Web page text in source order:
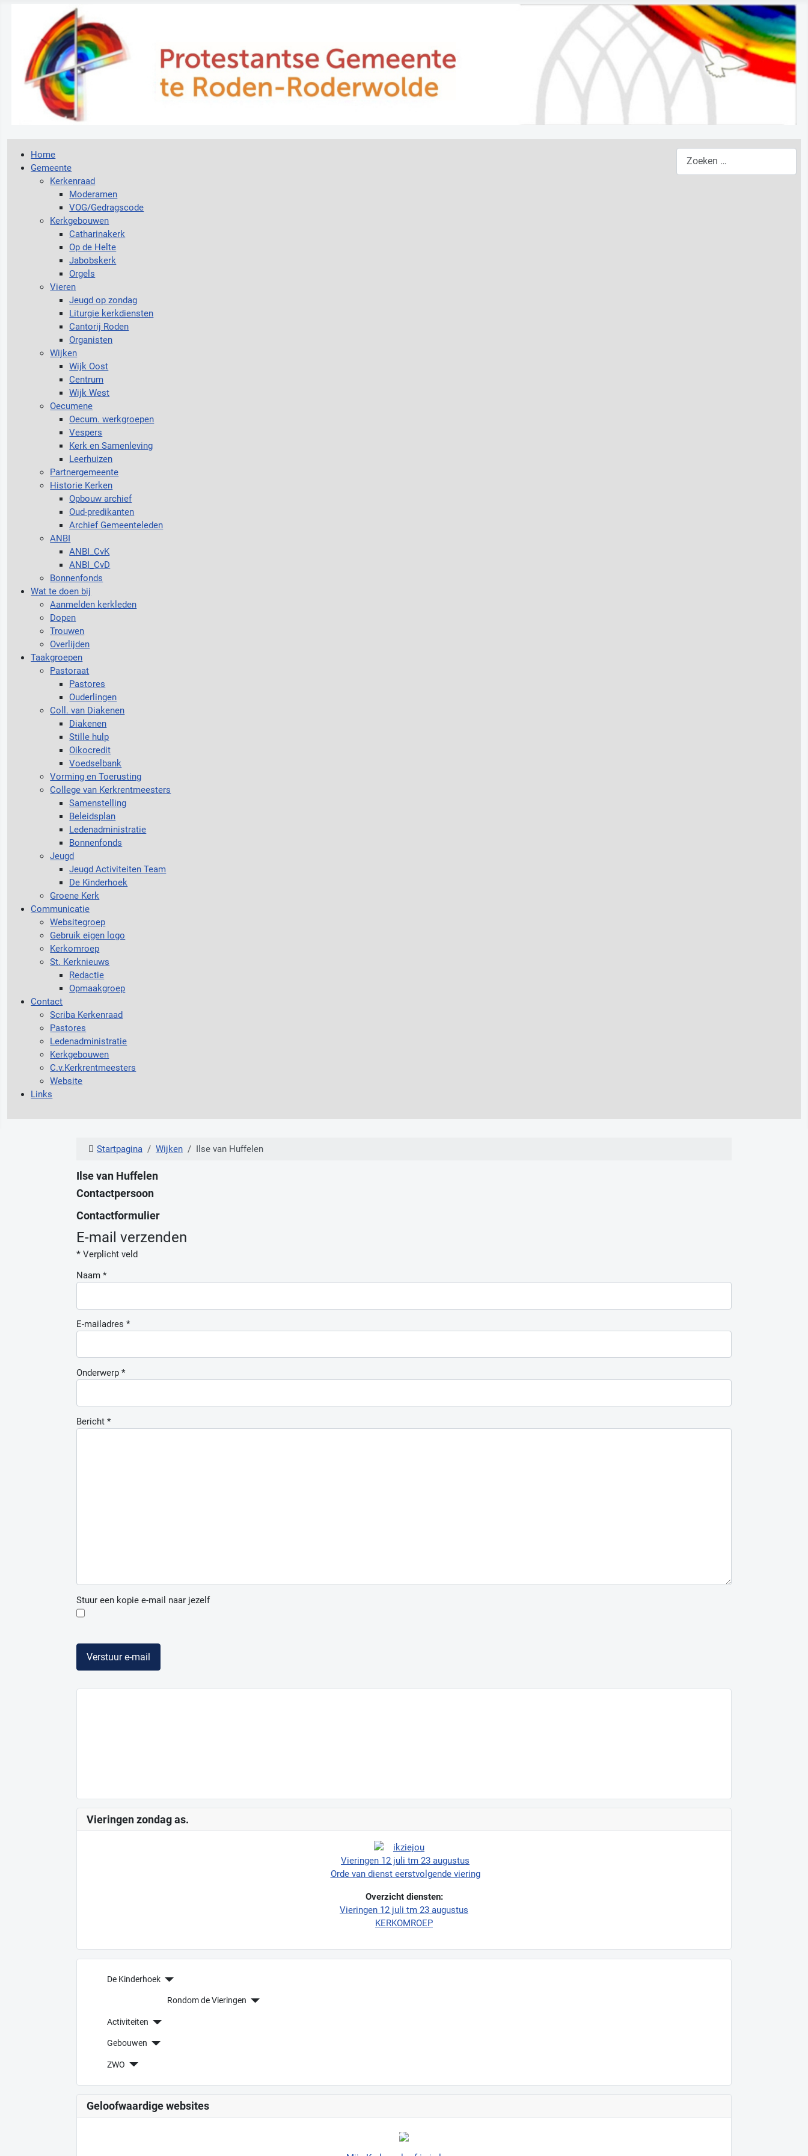
Home
Gemeente
Kerkenraad
Moderamen
VOG/Gedragscode
Kerkgebouwen
Catharinakerk
Op de Helte
Jabobskerk
Orgels
Vieren
Jeugd op zondag
Liturgie kerkdiensten
Cantorij Roden
Organisten
Wijken
Wijk Oost
Centrum
Wijk West
Oecumene
Oecum. werkgroepen
Vespers
Kerk en Samenleving
Leerhuizen
Partnergemeente
Historie Kerken
Opbouw archief
Oud-predikanten
Archief Gemeenteleden
ANBI
ANBI_CvK
ANBI_CvD
Bonnenfonds
Wat te doen bij
Aanmelden kerkleden
Dopen
Trouwen
Overlijden
Taakgroepen
Pastoraat
Pastores
Ouderlingen
Coll. van Diakenen
Diakenen
Stille hulp
Oikocredit
Voedselbank
Vorming en Toerusting
College van Kerkrentmeesters
Samenstelling
Beleidsplan
Ledenadministratie
Bonnenfonds
Jeugd
Jeugd Activiteiten Team
De Kinderhoek
Groene Kerk
Communicatie
Websitegroep
Gebruik eigen logo
Kerkomroep
St. Kerknieuws
Redactie
Opmaakgroep
Contact
Scriba Kerkenraad
Pastores
Ledenadministratie
Kerkgebouwen
C.v.Kerkrentmeesters
Website
Links
Startpagina Wijken Ilse van Huffelen
Ilse van Huffelen
Contactpersoon
Contactformulier
E-mail verzenden
*Verplicht veld
Naam*
E-mailadres *
Onderwerp*
Bericht*
Stuur een kopie e-mail naar jezelf
Verstuur e-mail
Vieringen zondag as.
Vieringen 12 juli tm 23 augustus
Orde van dienst eerstvolgende viering
Overzicht diensten:
Vieringen 12 juli tm 23 augustus
KERKOMROEP
De Kinderhoek
Rondom de Vieringen
Activiteiten
Gebouwen
ZWO
Geloofwaardige websites